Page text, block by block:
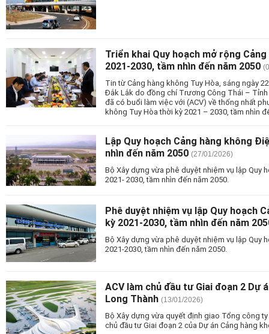
Triển khai Quy hoạch mở rộng
2021-2030, tầm nhìn đến năm 2050
Tin từ Cảng hàng không Tuy Hòa, sáng ngày
Đắk Lắk do đồng chí Trương Công Thái – Tỉnh
đã có buổi làm việc với (ACV) về thống nhất
không Tuy Hòa thời kỳ 2021 – 2030, tầm nhìn
Lập Quy hoạch Cảng hàng không
nhìn đến năm 2050 (27/01/2026)
Bộ Xây dựng vừa phê duyệt nhiệm vụ lập Quy
2021- 2030, tầm nhìn đến năm 2050.
Phê duyệt nhiệm vụ lập Quy hoạch
kỳ 2021-2030, tầm nhìn đến năm
Bộ Xây dựng vừa phê duyệt nhiệm vụ lập Quy
2021-2030, tầm nhìn đến năm 2050.
ACV làm chủ đầu tư Giai đoạn 2 Dự
Long Thành (13/01/2026)
Bộ Xây dựng vừa quyết định giao Tổng công
chủ đầu tư Giai đoạn 2 của Dự án Cảng hàng